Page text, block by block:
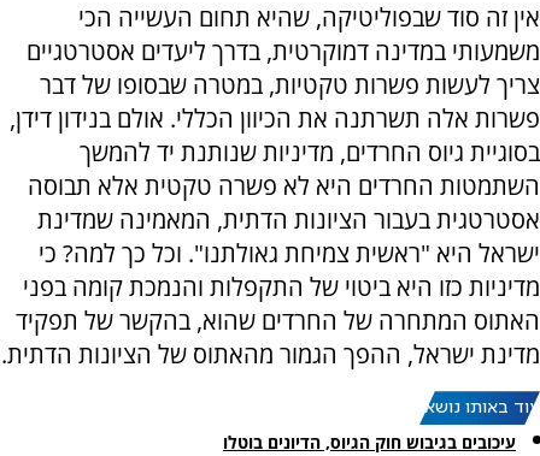
אין זה סוד שבפוליטיקה, שהיא תחום העשייה הכי
משמעותי במדינה דמוקרטית, בדרך ליעדים אסטרטגיים
צריך לעשות פשרות טקטיות, במטרה שבסופו של דבר
פשרות אלה תשרתנה את הכיוון הכללי. אולם בנידון דידן,
בסוגיית גיוס החרדים, מדיניות שנותנת יד להמשך
השתמטות החרדים היא לא פשרה טקטית אלא תבוסה
אסטרטגית בעבור הציונות הדתית, המאמינה שמדינת
ישראל היא "ראשית צמיחת גאולתנו". וכל כך למה? כי
מדיניות כזו היא ביטוי של התקפלות והנמכת קומה בפני
האתוס המתחרה של החרדים שהוא, בהקשר של תפקיד
מדינת ישראל, ההפך הגמור מהאתוס של הציונות הדתית.
עוד באותו נושא:
עיכובים בגיבוש חוק הגיוס, הדיונים בוטלו